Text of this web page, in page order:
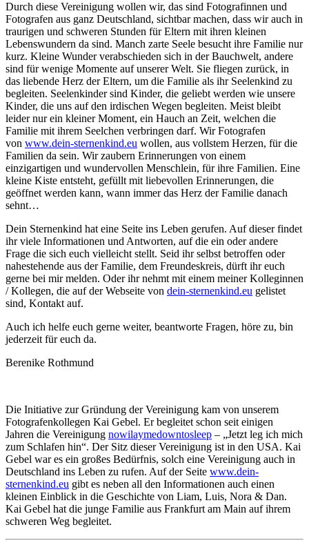
Durch diese Vereinigung wollen wir, das sind Fotografinnen und
Fotografen aus ganz Deutschland, sichtbar machen, dass wir auch in
traurigen und schweren Stunden für Eltern mit ihren kleinen
Lebenswundern da sind. Manch zarte Seele besucht ihre Familie nur
kurz. Kleine Wunder verabschieden sich in der Bauchwelt, andere
sind für wenige Momente auf unserer Welt. Sie fliegen zurück, in
das liebende Herz der Eltern, um die Familie als ihr Seelenkind zu
begleiten. Seelenkinder sind Kinder, die geliebt werden wie unsere
Kinder, die uns auf den irdischen Wegen begleiten. Meist bleibt
leider nur ein kleiner Moment, ein Hauch an Zeit, welchen die
Familie mit ihrem Seelchen verbringen darf. Wir Fotografen
von www.dein-sternenkind.eu wollen, aus vollstem Herzen, für die
Familien da sein. Wir zaubern Erinnerungen von einem
einzigartigen und wundervollen Menschlein, für ihre Familien. Eine
kleine Kiste entsteht, gefüllt mit liebevollen Erinnerungen, die
geöffnet werden kann, wann immer das Herz der Familie danach
sehnt…
Dein Sternenkind hat eine Seite ins Leben gerufen. Auf dieser findet
ihr viele Informationen und Antworten, auf die ein oder andere
Frage die sich euch vielleicht stellt. Seid ihr selbst betroffen oder
nahestehende aus der Familie, dem Freundeskreis, dürft ihr euch
gerne bei mir melden. Oder ihr nehmt mit einem meiner Kolleginnen
/ Kollegen, die auf der Webseite von dein-sternenkind.eu gelistet
sind, Kontakt auf.
Auch ich helfe euch gerne weiter, beantworte Fragen, höre zu, bin
jederzeit für euch da.
Berenike Rothmund
Die Initiative zur Gründung der Vereinigung kam von unserem
Fotografenkollegen Kai Gebel. Er begleitet schon seit einigen
Jahren die Vereinigung nowilaymedowntosleep – „Jetzt leg ich mich
zum Schlafen hin“. Der Sitz dieser Vereinigung ist in den USA. Kai
Gebel war es ein großes Bedürfnis, solch eine Vereinigung auch in
Deutschland ins Leben zu rufen. Auf der Seite www.dein-
sternenkind.eu gibt es neben all den Informationen auch einen
kleinen Einblick in die Geschichte von Liam, Luis, Nora & Dan.
Kai Gebel hat die junge Familie aus Frankfurt am Main auf ihrem
schweren Weg begleitet.